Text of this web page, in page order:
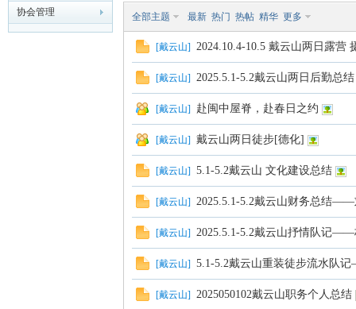
协会管理
全部主题 最新 热门 热帖 精华 更多
[戴云山] 2024.10.4-10.5 戴云山两日露
[戴云山] 2025.5.1-5.2戴云山两日后勤总
[戴云山] 赴闽中屋脊，赴春日之约
[戴云山] 戴云山两日徒步[德化]
[戴云山] 5.1-5.2戴云山 文化建设总结
[戴云山] 2025.5.1-5.2戴云山财务总结——
[戴云山] 2025.5.1-5.2戴云山抒情队记——
[戴云山] 5.1-5.2戴云山重装徒步流水队
[戴云山] 2025050102戴云山职务个人总结